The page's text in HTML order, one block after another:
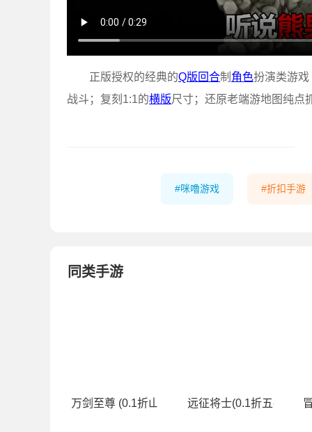
正版授权的经典的Q版回合制 角色扮演类游
战斗；复刻1:1的横版尺寸；还原老端游地图纯点
咪噜游戏 折扣手游
同类手游
万剑至尊 (0.1折山海经) 远征将士(0.1折五神魔免